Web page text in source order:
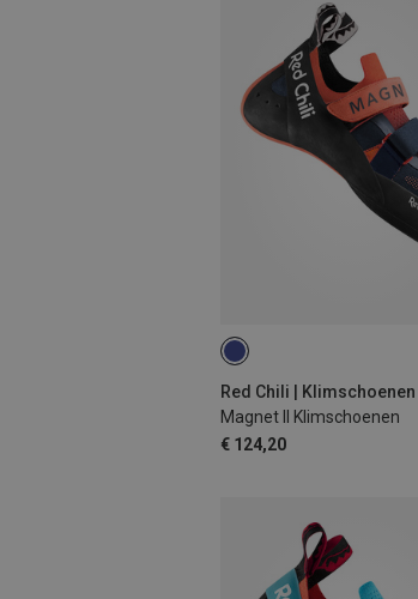
Red Chili | Klimschoenen
Magnet II Klimschoenen
€ 124,20